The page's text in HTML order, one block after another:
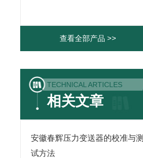
查看全部产品 >>
TECHNICAL ARTICLES
相关文章
安徽春辉压力变送器的校准与测
试方法